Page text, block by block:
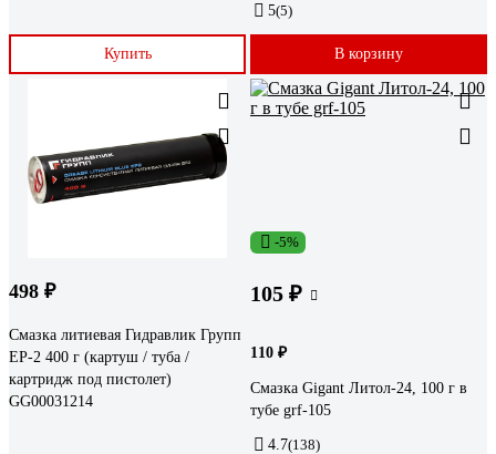
Купить
5(5)
В корзину
498 ₽
Смазка литиевая Гидравлик Групп
EP-2 400 г (картуш / туба /
картридж под пистолет)
GG00031214
-5%
105 ₽
110 ₽
Смазка Gigant Литол-24, 100 г в
тубе grf-105
4.7(138)